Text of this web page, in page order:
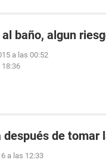
baño, algun
a las 00:52
18:36
después de
a las 12:33